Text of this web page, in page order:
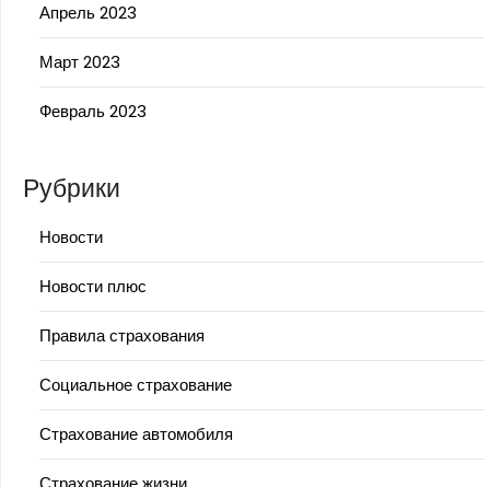
Апрель 2023
Март 2023
Февраль 2023
Рубрики
Новости
Новости плюс
Правила страхования
Социальное страхование
Страхование автомобиля